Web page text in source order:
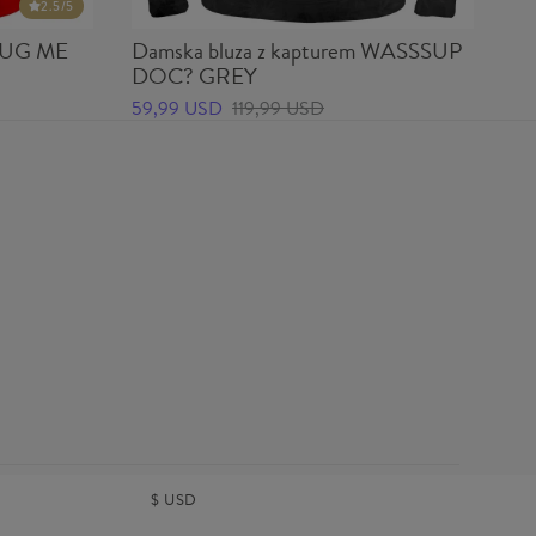
2.5/5
ME Damska bluza z kapturem WASSSUP
DOC? GREY
59,99 USD 119,99 USD
$ USD